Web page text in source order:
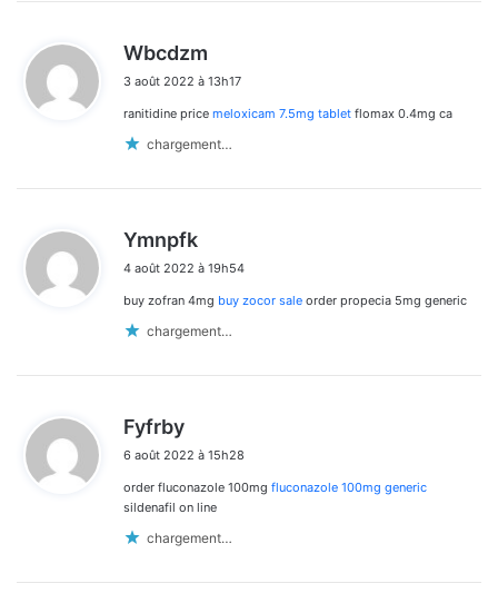
Wbcdzm
t
3 août 2022 à 13h17
ranitidine price meloxicam 7.5mg tablet flomax 0.4mg ca
chargement…
Ymnpfk
t
4 août 2022 à 19h54
buy zofran 4mg buy zocor sale order propecia 5mg generic
chargement…
Fyfrby
t
:
6 août 2022 à 15h28
order fluconazole 100mg fluconazole 100mg generic
sildenafil on line
chargement…